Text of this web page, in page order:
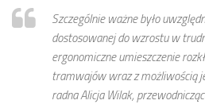
numer 1/2015
Dokumenty
Statut osiedla
Archiwum sesji (protokoły)
Szczególnie ważne było
dostosowanej do wzrostu w
ergonomiczne umieszczenie
tramwajów wraz z możliwością
radna Alicja Wilak,